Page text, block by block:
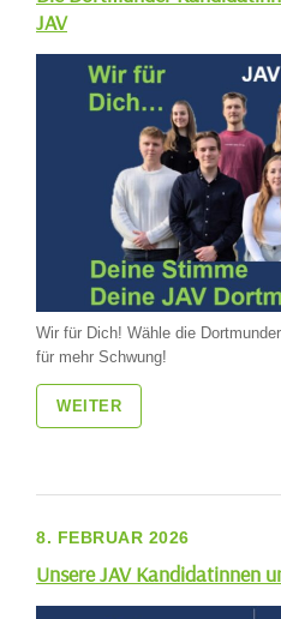
JAV
Wir für Dich! Wähle die
für mehr Schwung!
WEITER
8. FEBRUAR 2026
Unsere JAV Kandidatinnen